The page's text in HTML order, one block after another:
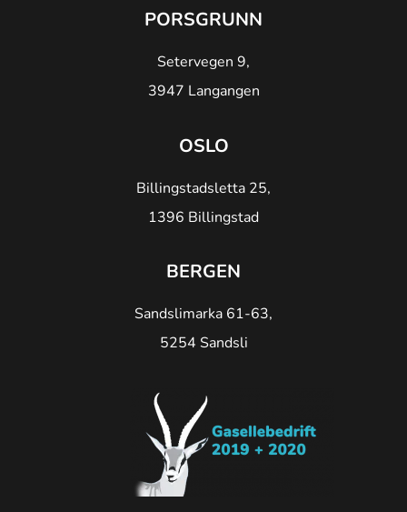
PORSGRUNN
Setervegen 9,
3947 Langangen
OSLO
Billingstadsletta 25,
1396 Billingstad
BERGEN
Sandslimarka 61-63,
5254 Sandsli